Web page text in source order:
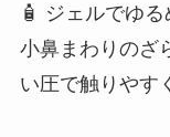
🧴 ジェルでゆる
小鼻まわりのざ
い圧で触りやす